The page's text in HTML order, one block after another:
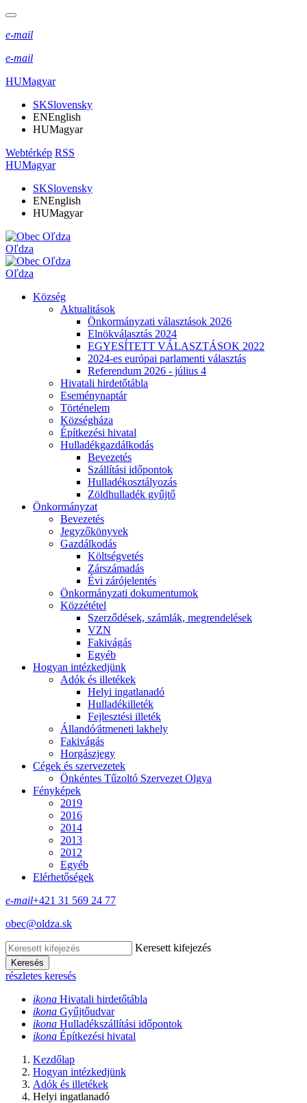
e-mail
e-mail
HUMagyar
SKSlovensky
ENEnglish
HUMagyar
Webtérkép RSS
HUMagyar
SKSlovensky
ENEnglish
HUMagyar
Oľdza
Oľdza
Község
Aktualitások
Önkormányzati választások 2026
Elnökválasztás 2024
EGYESÍTETT VÁLASZTÁSOK 2022
2024-es európai parlamenti választás
Referendum 2026 - július 4
Hivatali hirdetőtábla
Eseménynaptár
Történelem
Községháza
Építkezési hivatal
Hulladékgazdálkodás
Bevezetés
Szállítási időpontok
Hulladékosztályozás
Zöldhulladék gyűjtő
Önkormányzat
Bevezetés
Jegyzőkönyvek
Gazdálkodás
Költségvetés
Zárszámadás
Évi zárójelentés
Önkormányzati dokumentumok
Közzététel
Szerződések, számlák, megrendelések
VZN
Fakivágás
Egyéb
Hogyan intézkedjünk
Adók és illetékek
Helyi ingatlanadó
Hulladékilleték
Fejlesztési illeték
Állandó⁄átmeneti lakhely
Fakivágás
Horgászjegy
Cégek és szervezetek
Önkéntes Tűzoltó Szervezet Olgya
Fényképek
2019
2016
2014
2013
2012
Egyéb
Elérhetőségek
e-mail+421 31 569 24 77
obec@oldza.sk
Keresett kifejezés
Keresés
részletes keresés
ikona Hivatali hirdetőtábla
ikona Gyűjtőudvar
ikona Hulladékszállítási időpontok
ikona Építkezési hivatal
Kezdőlap
Hogyan intézkedjünk
Adók és illetékek
Helyi ingatlanadó